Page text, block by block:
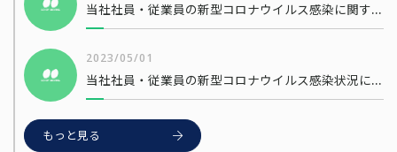
当社社員・従業員の新型コロナウイルス感染に関するお知らせ
2023/05/01
当社社員・従業員の新型コロナウイルス感染状況について
もっと見る